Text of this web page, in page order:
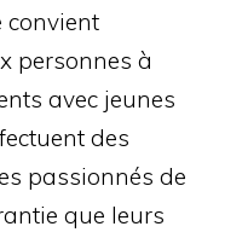
convient
personnes à
avec jeunes
des
passionnés de
que leurs